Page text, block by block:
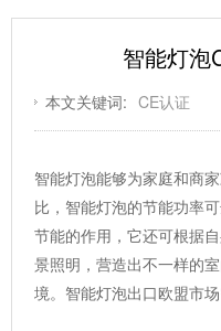
智能灯泡
本文关键词: CE认证
智能灯泡能够为家庭和商
比，智能灯泡的节能功率
节能的作用，它还可根据
景照明，营造出不一样的
境。智能灯泡出口欧盟市